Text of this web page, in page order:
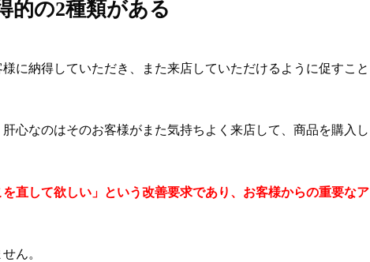
的の2種類がある
に納得していただき、また来店していただけるように促すこと
心なのはそのお客様がまた気持ちよく来店して、商品を購入し
直して欲しい」という改善要求であり、お客様からの重要なア
ん。